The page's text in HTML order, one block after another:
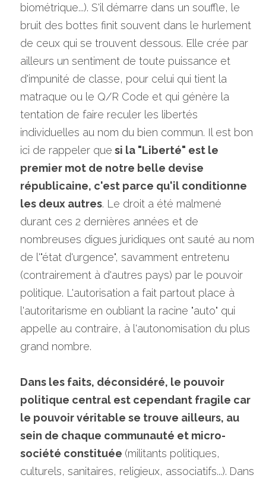
biométrique...). S'il démarre dans un souffle, le
bruit des bottes finit souvent dans le hurlement
de ceux qui se trouvent dessous. Elle crée par
ailleurs un sentiment de toute puissance et
d'impunité de classe, pour celui qui tient la
matraque ou le Q/R Code et qui génère la
tentation de faire reculer les libertés
individuelles au nom du bien commun. Il est bon
ici de rappeler que si la "Liberté" est le
premier mot de notre belle devise
républicaine, c'est parce qu'il conditionne
les deux autres. Le droit a été malmené
durant ces 2 dernières années et de
nombreuses digues juridiques ont sauté au nom
de l'"état d'urgence", savamment entretenu
(contrairement à d'autres pays) par le pouvoir
politique. L'autorisation a fait partout place à
l'autoritarisme en oubliant la racine "auto" qui
appelle au contraire, à l'autonomisation du plus
grand nombre.
Dans les faits, déconsidéré, le pouvoir
politique central est cependant fragile car
le pouvoir véritable se trouve ailleurs, au
sein de chaque communauté et micro-
société constituée (militants politiques,
culturels, sanitaires, religieux, associatifs...). Dans